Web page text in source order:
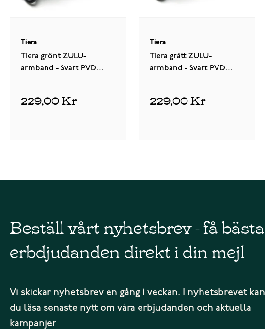
Tiera
Tiera grönt ZULU-
armband - Svart PVD
229,00 Kr
Tiera
Tiera grått ZULU-
armband - Svart PVD
229,00 Kr
Beställ vårt nyhetsbrev - få bästa
erbdjudanden direkt i din mejl
Vi skickar nyhetsbrev en gång i veckan. I nyhetsbrevet kan
du läsa senaste nytt om våra erbjudanden och aktuella
kampanjer